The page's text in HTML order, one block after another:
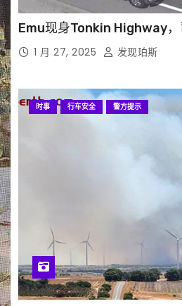
Emu现身Tonkin Highway，
1 月 27, 2025 发现珀斯
时事 行车安全 警方提示